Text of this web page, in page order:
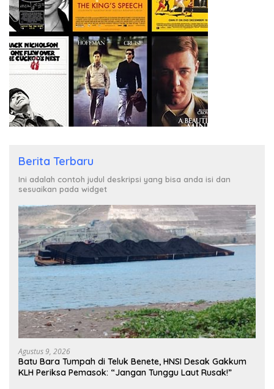
Berita Terbaru
Ini adalah contoh judul deskripsi yang bisa anda isi dan
sesuaikan pada widget
Agustus 9, 2026
Batu Bara Tumpah di Teluk Benete, HNSI Desak Gakkum
KLH Periksa Pemasok: “Jangan Tunggu Laut Rusak!”